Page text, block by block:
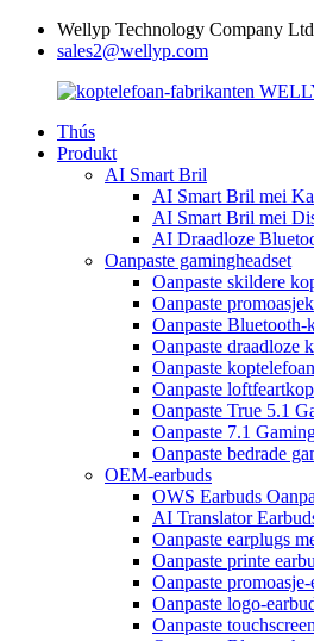
Wellyp Technology Company
sales2@wellyp.com
Thús
Produkt
AI Smart Bril
AI Smart Bril mei
AI Smart Bril mei
AI Draadloze
Oanpaste gamingheadset
Oanpaste skildere
Oanpaste
Oanpaste Bluetooth-
Oanpaste draadloze
Oanpaste
Oanpaste
Oanpaste True 5.1
Oanpaste 7.1
Oanpaste bedrade
OEM-earbuds
OWS Earbuds
AI Translator
Oanpaste earplugs
Oanpaste printe
Oanpaste
Oanpaste logo-
Oanpaste